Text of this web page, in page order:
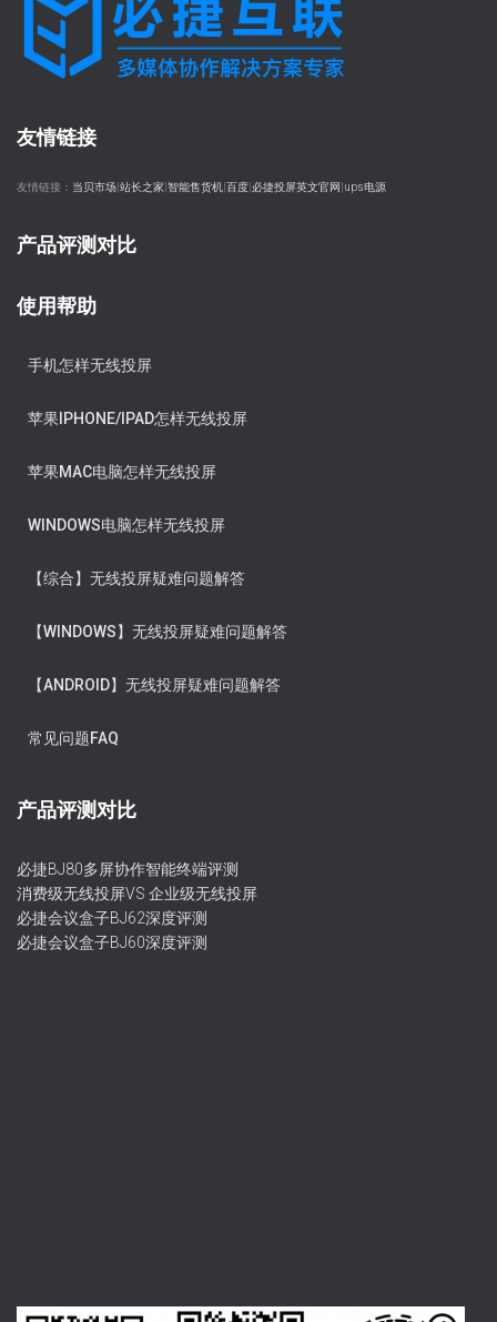
友情链接
友情链接： 当贝市场 站长之家 智能售货机 百度 必捷投屏英文官网 ups电源
产品评测对比
使用帮助
手机怎样无线投屏
苹果IPHONE/IPAD怎样无线投屏
苹果MAC电脑怎样无线投屏
WINDOWS电脑怎样无线投屏
【综合】无线投屏疑难问题解答
【WINDOWS】无线投屏疑难问题解答
【ANDROID】无线投屏疑难问题解答
常见问题FAQ
产品评测对比
必捷BJ80多屏协作智能终端评测
消费级无线投屏VS 企业级无线投屏
必捷会议盒子BJ62深度评测
必捷会议盒子BJ60深度评测